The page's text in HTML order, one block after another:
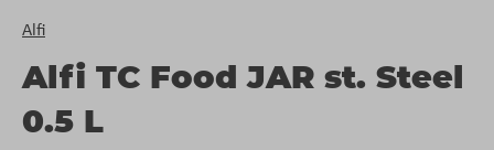
Alfi
Alfi TC Food JAR st. Steel
0.5 L